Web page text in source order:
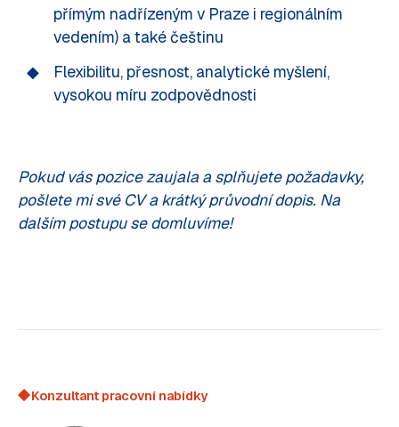
přímým nadřízeným v Praze i regionálním
vedením) a také češtinu
Flexibilitu, přesnost, analytické myšlení,
vysokou míru zodpovědnosti
Pokud vás pozice zaujala a splňujete požadavky,
pošlete mi své CV a krátký průvodní dopis. Na
dalším postupu se domluvíme!
Konzultant pracovní nabídky